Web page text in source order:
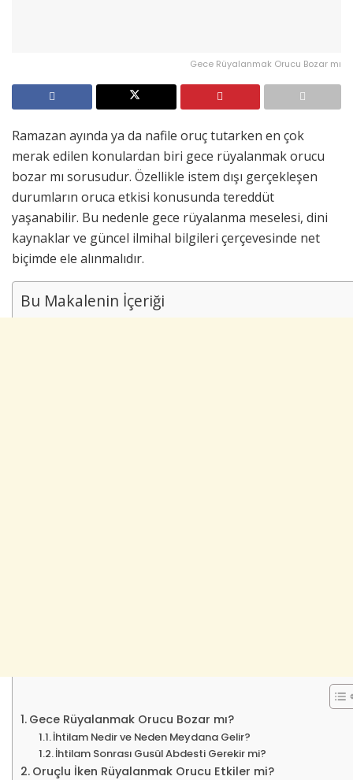
Gece Rüyalanmak Orucu Bozar mı
Ramazan ayında ya da nafile oruç tutarken en çok
merak edilen konulardan biri gece rüyalanmak orucu
bozar mı sorusudur. Özellikle istem dışı gerçekleşen
durumların oruca etkisi konusunda tereddüt
yaşanabilir. Bu nedenle gece rüyalanma meselesi, dini
kaynaklar ve güncel ilmihal bilgileri çerçevesinde net
biçimde ele alınmalıdır.
Bu Makalenin İçeriği
Gece Rüyalanmak Orucu Bozar mı?
İhtilam Nedir ve Neden Meydana Gelir?
İhtilam Sonrası Gusül Abdesti Gerekir mi?
Oruçlu İken Rüyalanmak Orucu Etkiler mi?